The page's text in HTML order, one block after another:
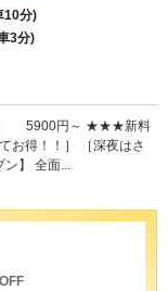
10分)
3分)
泊 5900円～ ★★★新料
得！！］ ［深夜はさ
ン】 全面...